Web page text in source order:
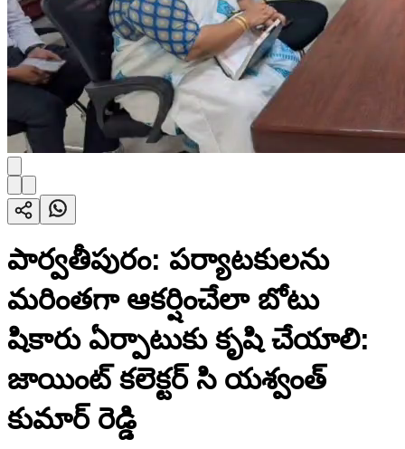
పార్వతీపురం: పర్యాటకులను
మరింతగా ఆకర్షించేలా బోటు
షికారు ఏర్పాటుకు కృషి చేయాలి:
జాయింట్ కలెక్టర్ సి యశ్వంత్
కుమార్ రెడ్డి